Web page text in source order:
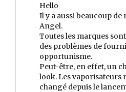
Hello
Il y a aussi beaucoup
Angel.
Toutes les marques
des problèmes de
opportunisme.
Peut-être, en effet, un
look. Les vaporisateurs
changé depuis le